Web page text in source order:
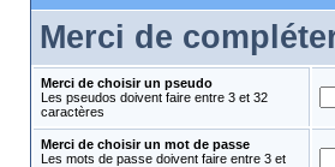
Merci de
Merci de choisir un pseudo
Les pseudos doivent faire entre 3 et 32
caractères
Merci de choisir un mot de passe
Les mots de passe doivent faire entre 3 et